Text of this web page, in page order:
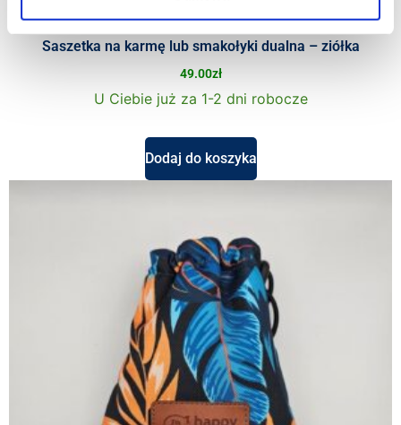
Saszetka na karmę lub smakołyki dualna – ziółka
49.00zł
U Ciebie już za 1-2 dni robocze
Dodaj do koszyka